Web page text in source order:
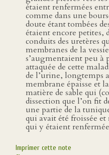
étaient renfermées
comme dans une
doute étant tombées
étaient encore petites,
conduits des uretères
membranes de la
s’augmentaient peu à
attaquée de cette
de l’urine, longtemps
membrane épaisse et
matière de sable qui
dissection que l’on fit
une partie de la
qui avait été froissée
qui y étaient
Imprimer cette note